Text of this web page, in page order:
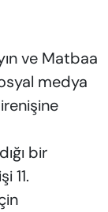
ve Matbaa
medya
bir
11.